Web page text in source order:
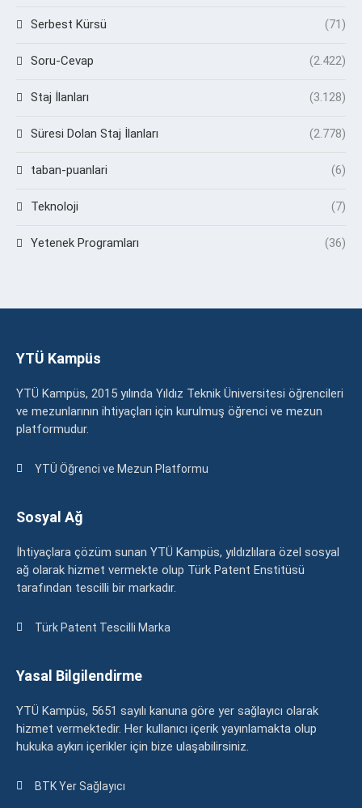
Serbest Kürsü (71)
Soru-Cevap (2.422)
Staj İlanları (3.128)
Süresi Dolan Staj İlanları (2.778)
taban-puanlari (6)
Teknoloji (7)
Yetenek Programları (36)
YTÜ Kampüs
YTÜ Kampüs, 2015 yılında Yıldız Teknik Üniversitesi öğrencileri
ve mezunlarının ihtiyaçları için kurulmuş öğrenci ve mezun
platformudur.
YTÜ Öğrenci ve Mezun Platformu
Sosyal Ağ
İhtiyaçlara çözüm sunan YTÜ Kampüs, yıldızlılara özel sosyal
ağ olarak hizmet vermekte olup Türk Patent Enstitüsü
tarafından tescilli bir markadır.
Türk Patent Tescilli Marka
Yasal Bilgilendirme
YTÜ Kampüs, 5651 sayılı kanuna göre yer sağlayıcı olarak
hizmet vermektedir. Her kullanıcı içerik yayınlamakta olup
hukuka aykırı içerikler için bize ulaşabilirsiniz.
BTK Yer Sağlayıcı